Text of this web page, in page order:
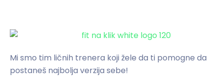
Mi smo tim ličnih trenera koji žele da ti pomogne da
postaneš najbolja verzija sebe!